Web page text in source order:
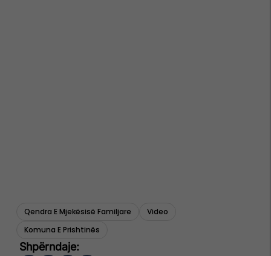
Qendra E Mjekësisë Familjare
Video
Komuna E Prishtinës